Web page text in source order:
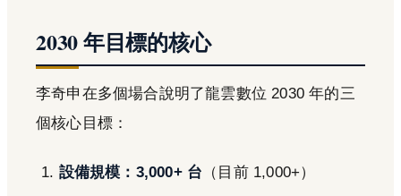
2030 年目標的核心
李奇申在多個場合說明了龍雲數位 2030 年的三
個核心目標：
設備規模：3,000+ 台 （目前 1,000+）